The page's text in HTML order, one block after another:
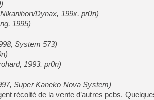
Dynax, 199x, pr0n)
1995)
System 573)
1993, pr0n)
Super Kaneko Nova System)
récolté de la vente d’autres pcbs.